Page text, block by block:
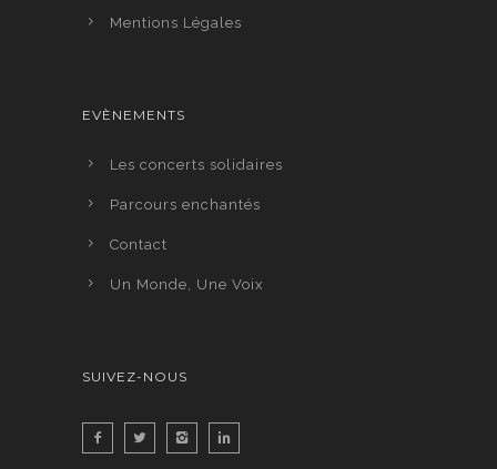
Mentions Légales
EVÈNEMENTS
Les concerts solidaires
Parcours enchantés
Contact
Un Monde, Une Voix
SUIVEZ-NOUS